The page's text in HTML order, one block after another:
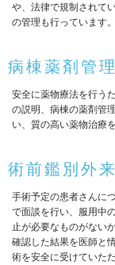
や、法律で規制されて
の管理も行っています。
病棟薬剤管理
安全に薬物療法を行う
の説明、病棟の薬剤管
い、質の高い薬物治療
術前鑑別外来
手術予定の患者さんに
で面談を行い、服用中
止が必要なものがない
確認した結果を医師と
術を安全に受けていた